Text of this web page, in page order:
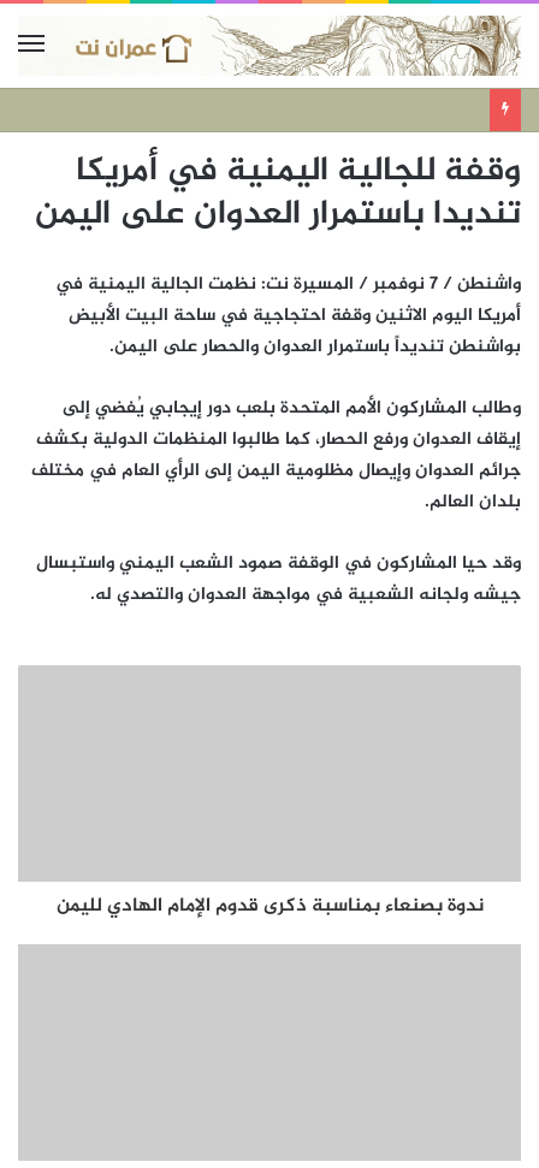
وقفة للجالية اليمنية في أمريكا
تنديدا باستمرار العدوان على اليمن
واشنطن / 7 نوفمبر / المسيرة نت: نظمت الجالية اليمنية في
أمريكا اليوم الاثنين وقفة احتجاجية في ساحة البيت الأبيض
بواشنطن تنديداً باستمرار العدوان والحصار على اليمن.
وطالب المشاركون الأمم المتحدة بلعب دور إيجابي يُفضي إلى
إيقاف العدوان ورفع الحصار، كما طالبوا المنظمات الدولية بكشف
جرائم العدوان وإيصال مظلومية اليمن إلى الرأي العام في مختلف
بلدان العالم.
وقد حيا المشاركون في الوقفة صمود الشعب اليمني واستبسال
جيشه ولجانه الشعبية في مواجهة العدوان والتصدي له.
ندوة بصنعاء بمناسبة ذكرى قدوم الإمام الهادي لليمن